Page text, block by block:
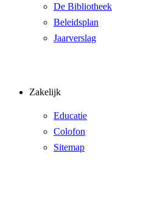
De Bibliotheek
Beleidsplan
Jaarverslag
Zakelijk
Educatie
Colofon
Sitemap